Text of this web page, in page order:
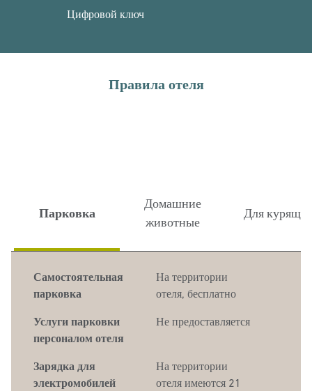
Цифровой ключ
Правила отеля
Парковка
Домашние
животные
Для
Самостоятельная
парковка
На территории
отеля, бесплатно
Услуги парковки
персоналом отеля
Не предоставляется
Зарядка для
электромобилей
На территории
отеля имеются 21